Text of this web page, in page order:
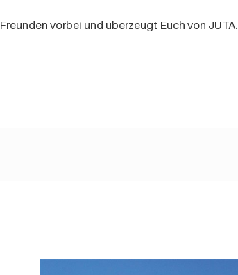
vorbei und überzeugt Euch von JUTA.